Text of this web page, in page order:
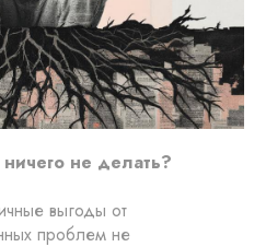
не делать?
выгоды от
проблем не